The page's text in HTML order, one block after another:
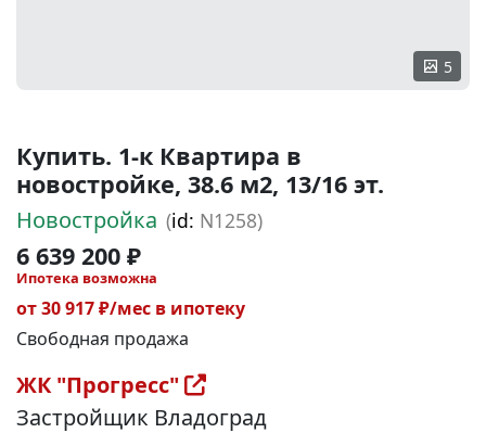
5
Купить. 1-к Квартира в
новостройке, 38.6 м2, 13/16 эт.
Новостройка (id: N1258)
6 639 200 ₽
Ипотека возможна
от 30 917 ₽/мес в ипотеку
Свободная продажа
ЖК "Прогресс"
Застройщик Владоград